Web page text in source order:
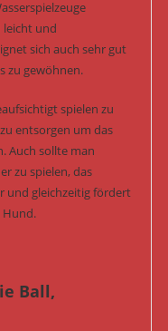
leicht und
sich auch sehr gut
zu gewöhnen.
spielen zu
entsorgen um das
Auch sollte man
zu spielen, das
und gleichzeitig fördert
Hund.
Ball,